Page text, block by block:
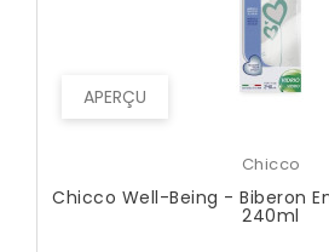
APERÇU
Chicco
Chicco Well-Being - Biberon
240ml